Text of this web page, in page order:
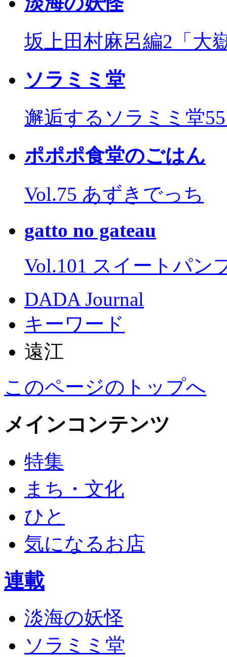
坂上田村麻呂編2「大
ソラミミ堂
邂逅するソラミミ堂
ポポポ食堂のごはん
Vol.75 あずきでっち
gatto no gateau
Vol.101 スイートパン
DADA Journal
キーワード
遠江
このページのトップへ
メインコンテンツ
特集
まち・文化
ひと
気になるお店
連載
淡海の妖怪
ソラミミ堂